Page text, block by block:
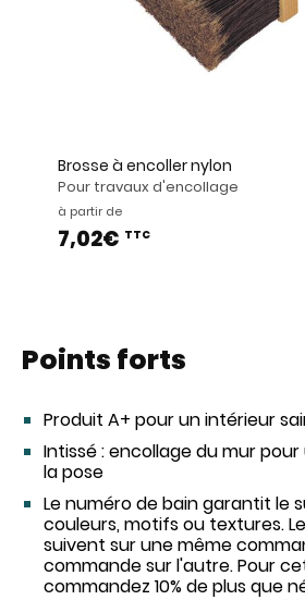
Brosse à encoller nylon
Pour travaux d'encollage
à partir de
7,02€ TTC
Points forts
Produit A+ pour un intérieur
Intissé : encollage du mur
la pose
Le numéro de bain garantit le
couleurs, motifs ou textures.
suivent sur une même
commande sur l'autre. Pour
commandez 10% de plus que